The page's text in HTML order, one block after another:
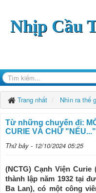
Nhịp Cầu
Trang nhất Nhìn ra thế
Từ những chuyến đi:
CURIE VÀ CHỮ "NẾU..."
Thứ bảy - 12/10/2024 05:25
(NCTG) Cạnh Viện
thành lập năm 1932 tại
Ba Lan), có một công